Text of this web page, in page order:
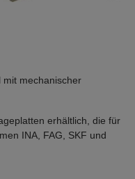
mit mechanischer
erhältlich, die für
INA, FAG, SKF und